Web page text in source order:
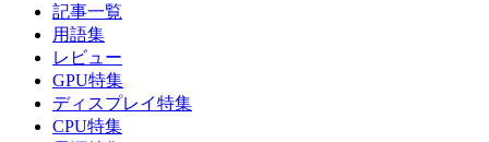
記事一覧
用語集
レビュー
GPU特集
ディスプレイ特集
CPU特集